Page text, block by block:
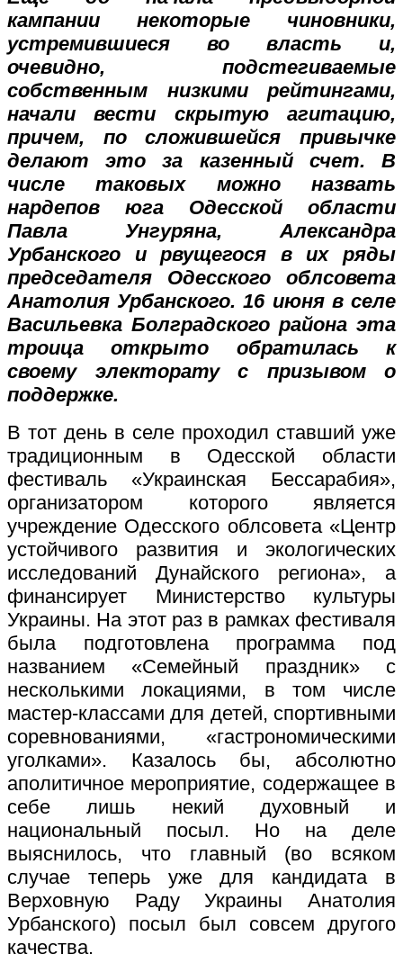
кампании некоторые чиновники,
устремившиеся во власть и,
очевидно, подстегиваемые
собственным низкими рейтингами,
начали вести скрытую агитацию,
причем, по сложившейся привычке
делают это за казенный счет. В
числе таковых можно назвать
нардепов юга Одесской области
Павла Унгуряна, Александра
Урбанского и рвущегося в их ряды
председателя Одесского облсовета
Анатолия Урбанского. 16 июня в селе
Васильевка Болградского района эта
троица открыто обратилась к
своему электорату с призывом о
поддержке.
В тот день в селе проходил ставший уже
традиционным в Одесской области
фестиваль «Украинская Бессарабия»,
организатором которого является
учреждение Одесского облсовета «Центр
устойчивого развития и экологических
исследований Дунайского региона», а
финансирует Министерство культуры
Украины. На этот раз в рамках фестиваля
была подготовлена программа под
названием «Семейный праздник» с
несколькими локациями, в том числе
мастер-классами для детей, спортивными
соревнованиями, «гастрономическими
уголками». Казалось бы, абсолютно
аполитичное мероприятие, содержащее в
себе лишь некий духовный и
национальный посыл. Но на деле
выяснилось, что главный (во всяком
случае теперь уже для кандидата в
Верховную Раду Украины Анатолия
Урбанского) посыл был совсем другого
качества.